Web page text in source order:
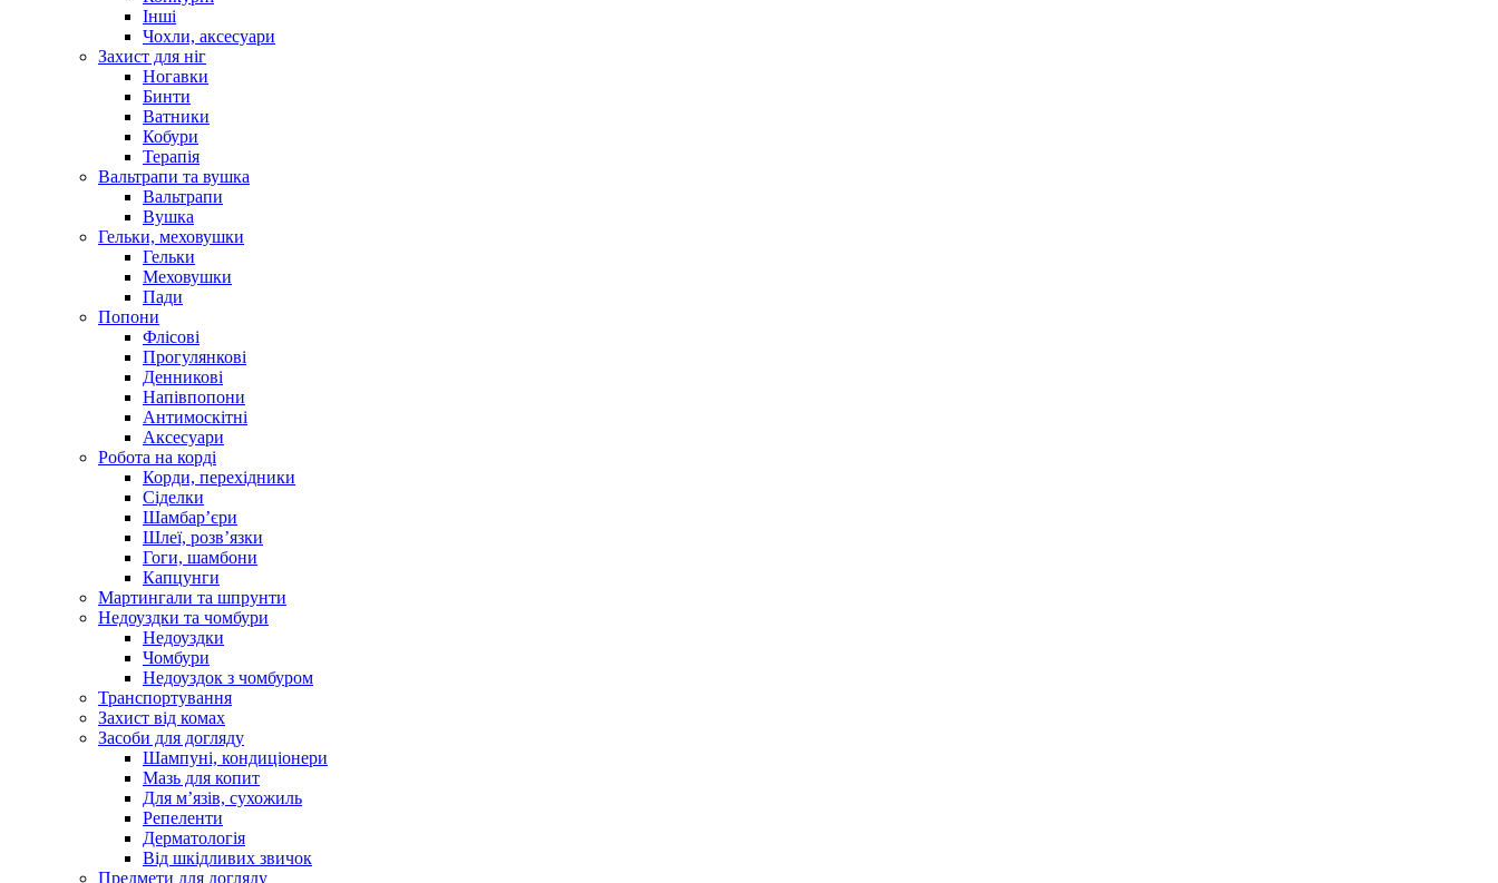
Інші
Чохли, аксесуари
Захист для ніг
Ногавки
Бинти
Ватники
Кобури
Терапія
Вальтрапи та вушка
Вальтрапи
Вушка
Гельки, меховушки
Гельки
Меховушки
Пади
Попони
Флісові
Прогулянкові
Денникові
Напівпопони
Антимоскітні
Аксесуари
Робота на корді
Корди, перехідники
Сіделки
Шамбар’єри
Шлеї, розв’язки
Гоги, шамбони
Капцунги
Мартингали та шпрунти
Недоуздки та чомбури
Недоуздки
Чомбури
Недоуздок з чомбуром
Транспортування
Захист від комах
Засоби для догляду
Шампуні, кондиціонери
Мазь для копит
Для м’язів, сухожиль
Репеленти
Дерматологія
Від шкідливих звичок
Предмети для догляду